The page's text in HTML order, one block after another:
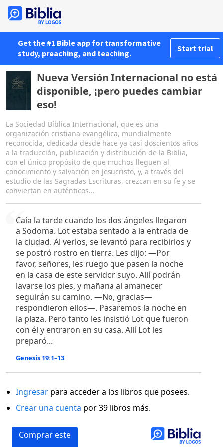
Get the #1 Bible app for transformative
study, preaching, and teaching.
Start trial
Nueva Versión Internacional no está
disponible, ¡pero puedes cambiar
eso!
La Sociedad Bíblica Internacional, que es una
organización cristiana evangélica, mundialmente
reconocida, dedicada desde hace ya casi doscientos años
a la traducción, publicación y distribución de la Biblia,
con el único propósito de que muchos lleguen al
conocimiento y salvación en Jesucristo, y, a través del
estudio de las Sagradas Escrituras, crezcan en su fe y se
conviertan en auténticos...
Caía la tarde cuando los dos ángeles llegaron
a Sodoma. Lot estaba sentado a la entrada de
la ciudad. Al verlos, se levantó para recibirlos y
se postró rostro en tierra. Les dijo: —Por
favor, señores, les ruego que pasen la noche
en la casa de este servidor suyo. Allí podrán
lavarse los pies, y mañana al amanecer
seguirán su camino. —No, gracias—
respondieron ellos—. Pasaremos la noche en
la plaza. Pero tanto les insistió Lot que fueron
con él y entraron en su casa. Allí Lot les
preparó...
Genesis 19:1–13
Ingresar para acceder a los libros que posees.
Crear una cuenta por 39 libros más.
Comprar este